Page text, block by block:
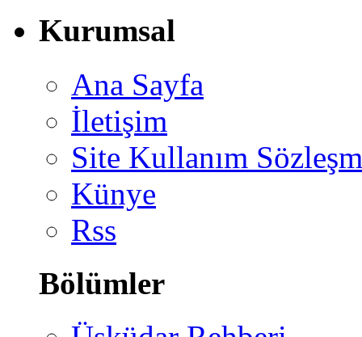
Kurumsal
Ana Sayfa
İletişim
Site Kullanım
Künye
Rss
Bölümler